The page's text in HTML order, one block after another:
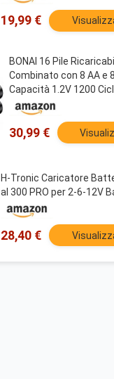
19,99 €
BONAI 16 Pile
Combinato con 8 AA e
Capacità 1.2V 1200
Telecomandi
Luci Solari Precaricate
30,99 €
H-Tronic Caricatore
al 300 PRO per 2-6-12V
28,40 €